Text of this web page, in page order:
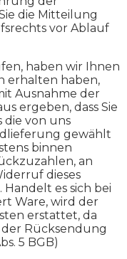
die Mitteilung
vor Ablauf
haben wir Ihnen
erhalten haben,
Ausnahme der
ergeben, dass Sie
die von uns
gewählt
binnen
an
dieses
es sich bei
Ware, wird der
erstattet, da
Rücksendung
5 BGB)